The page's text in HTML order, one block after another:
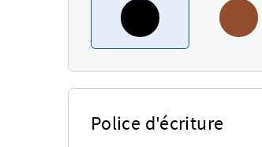
Police d'écriture